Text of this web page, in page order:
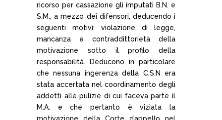
ricorso per cassazione gli imputati B.N. e
S.M., a mezzo dei difensori, deducendo i
seguenti motivi: violazione di legge,
mancanza e contraddittorietà della
motivazione sotto il profilo della
responsabilità. Deducono in particolare
che nessuna ingerenza della C.S.N era
stata accertata nel coordinamento degli
addetti alle pulizie di cui faceva parte il
M.A. e che pertanto è viziata la